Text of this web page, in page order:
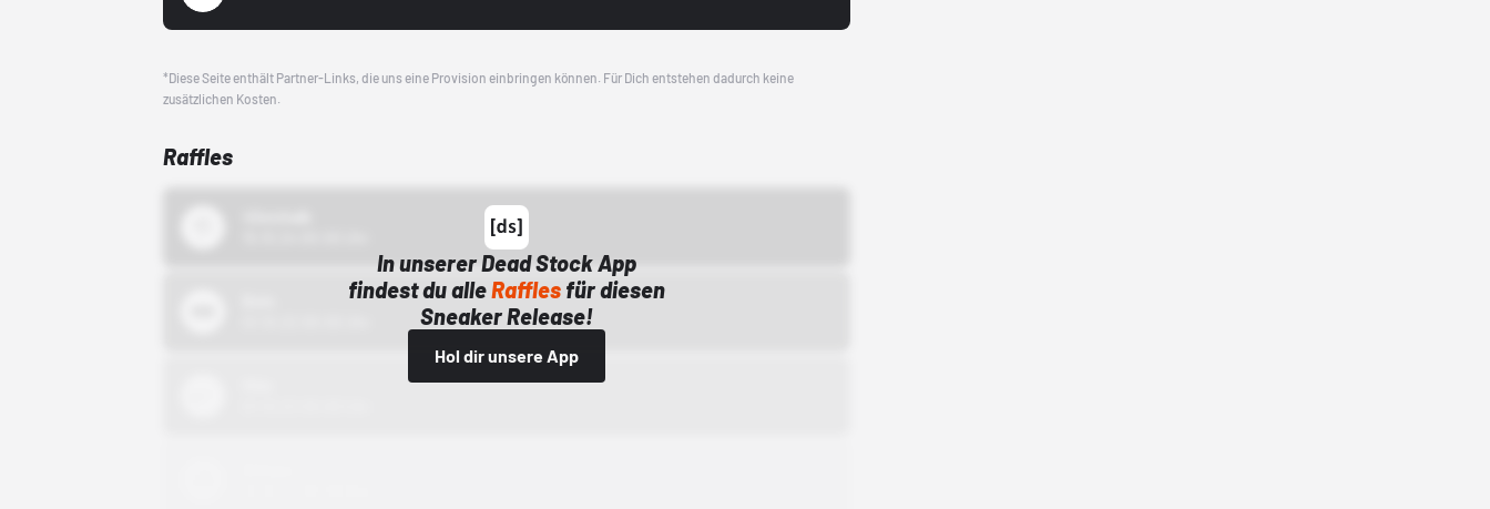
*Diese Seite enthält Partner-Links, die uns eine Provision einbringen können. Für Dich entstehen dadurch keine
zusätzlichen Kosten.
Raffles
In unserer Dead Stock App
findest du alleRaffles für diesen
Sneaker Release!
Hol dir unsere App